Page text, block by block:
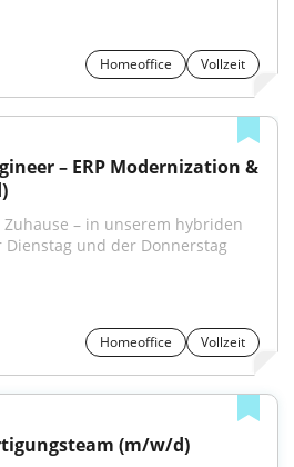
Homeoffice Vollzeit
– ERP Modernization &
Zuhause – in unserem hybriden
und der Donnerstag
Homeoffice Vollzeit
(m/w/d)